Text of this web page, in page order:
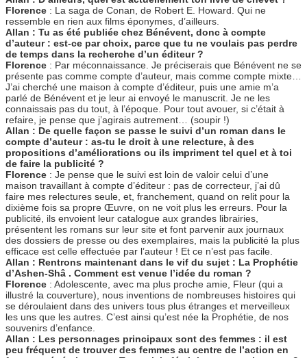
Florence : La saga de Conan, de Robert E. Howard. Qui ne
ressemble en rien aux films éponymes, d’ailleurs.
Allan : Tu as été publiée chez Bénévent, donc à compte
d’auteur : est-ce par choix, parce que tu ne voulais pas perdre
de temps dans la recherche d’un éditeur ?
Florence : Par méconnaissance. Je préciserais que Bénévent ne se
présente pas comme compte d’auteur, mais comme compte mixte…
J’ai cherché une maison à compte d’éditeur, puis une amie m’a
parlé de Bénévent et je leur ai envoyé le manuscrit. Je ne les
connaissais pas du tout, à l’époque. Pour tout avouer, si c’était à
refaire, je pense que j’agirais autrement… (soupir !)
Allan : De quelle façon se passe le suivi d’un roman dans le
compte d’auteur : as-tu le droit à une relecture, à des
propositions d’améliorations ou ils impriment tel quel et à toi
de faire la publicité ?
Florence : Je pense que le suivi est loin de valoir celui d’une
maison travaillant à compte d’éditeur : pas de correcteur, j’ai dû
faire mes relectures seule, et, franchement, quand on relit pour la
dixième fois sa propre Œuvre, on ne voit plus les erreurs. Pour la
publicité, ils envoient leur catalogue aux grandes librairies,
présentent les romans sur leur site et font parvenir aux journaux
des dossiers de presse ou des exemplaires, mais la publicité la plus
efficace est celle effectuée par l’auteur ! Et ce n’est pas facile.
Allan : Rentrons maintenant dans le vif du sujet : La Prophétie
d’Ashen-Shâ . Comment est venue l’idée du roman ?
Florence : Adolescente, avec ma plus proche amie, Fleur (qui a
illustré la couverture), nous inventions de nombreuses histoires qui
se déroulaient dans des univers tous plus étranges et merveilleux
les uns que les autres. C’est ainsi qu’est née la Prophétie, de nos
souvenirs d’enfance.
Allan : Les personnages principaux sont des femmes : il est
peu fréquent de trouver des femmes au centre de l’action en